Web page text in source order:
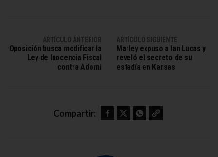
ARTÍCULO ANTERIOR
Oposición busca modificar la
Ley de Inocencia Fiscal
contra Adorni
ARTÍCULO SIGUIENTE
Marley expuso a Ian Lucas y
reveló el secreto de su
estadía en Kansas
Compartir: Facebook Twitter WhatsApp Copy link